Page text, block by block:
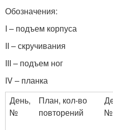
Обозначения:
I – подъем корпуса
II – скручивания
III – подъем ног
IV – планка
День,
№
План, кол-во
повторений
№